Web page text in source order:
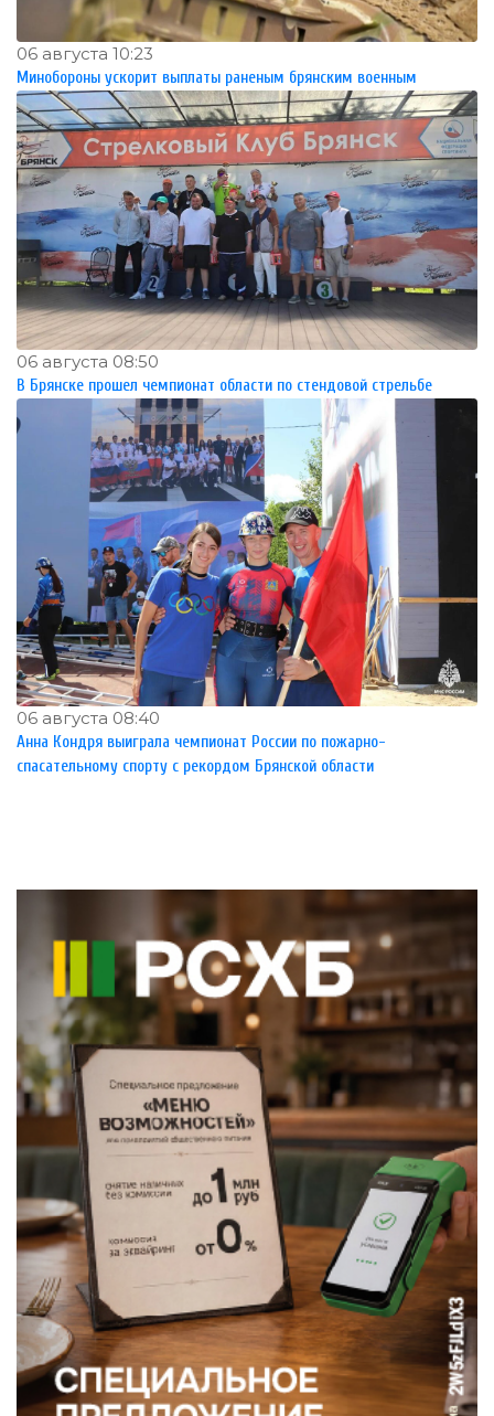
06 августа 10:23
Минобороны ускорит выплаты раненым брянским военным
06 августа 08:50
В Брянске прошел чемпионат области по стендовой стрельбе
06 августа 08:40
Анна Кондря выиграла чемпионат России по пожарно-
спасательному спорту с рекордом Брянской области